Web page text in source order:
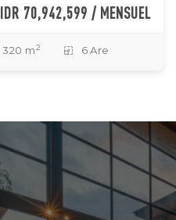
IDR 70,942,599 / MENSUEL
320 m 2 6 Are